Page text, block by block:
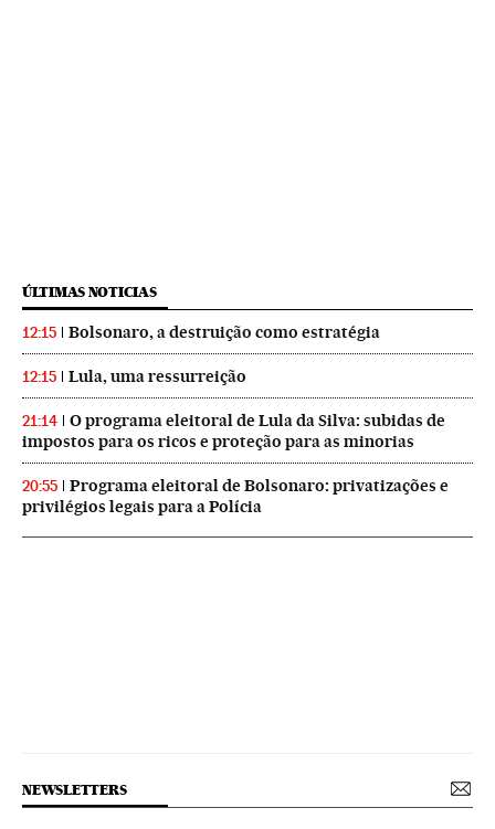
ÚLTIMAS NOTICIAS
12:15 Bolsonaro, a destruição como estratégia
12:15 Lula, uma ressurreição
21:14
O programa eleitoral de Lula da Silva: subidas de
impostos para os ricos e proteção para as minorias
20:55
Programa eleitoral de Bolsonaro: privatizações e
privilégios legais para a Polícia
NEWSLETTERS